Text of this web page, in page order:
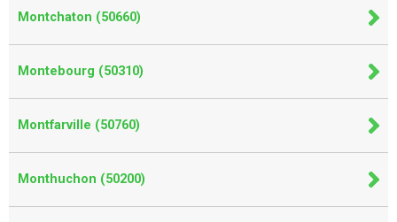
Montchaton (50660)
Montebourg (50310)
Montfarville (50760)
Monthuchon (50200)